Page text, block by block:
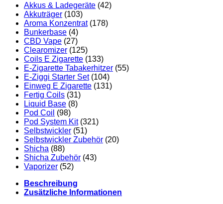
Akkus & Ladegeräte (42)
Akkuträger (103)
Aroma Konzentrat (178)
Bunkerbase (4)
CBD Vape (27)
Clearomizer (125)
Coils E Zigarette (133)
E-Zigarette Tabakerhitzer (55)
E-Ziggi Starter Set (104)
Einweg E Zigarette (131)
Fertig Coils (31)
Liquid Base (8)
Pod Coil (98)
Pod System Kit (321)
Selbstwickler (51)
Selbstwickler Zubehör (20)
Shicha (88)
Shicha Zubehör (43)
Vaporizer (52)
Beschreibung
Zusätzliche Informationen